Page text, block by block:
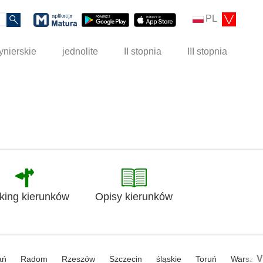
PL
jednolite II stopnia III stopnia
kierunków Opisy kierunków
Radom Rzeszów Szczecin śląskie Toruń V